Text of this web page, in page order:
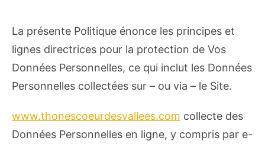
La présente Politique énonce les principes et
lignes directrices pour la protection de Vos
Données Personnelles, ce qui inclut les Données
Personnelles collectées sur – ou via – le Site.
www.thonescoeurdesvallees.com collecte des
Données Personnelles en ligne, y compris par e-